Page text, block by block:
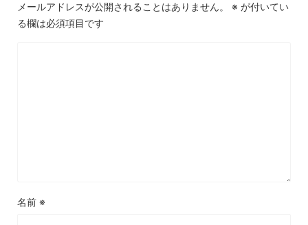
メールアドレスが公開されることはありません。 ※ が付いてい
る欄は必須項目です
名前 ※